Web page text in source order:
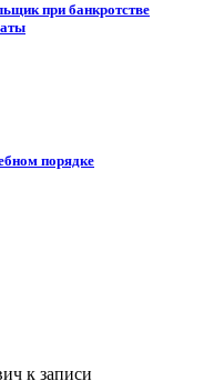
при банкротстве
порядке
к записи